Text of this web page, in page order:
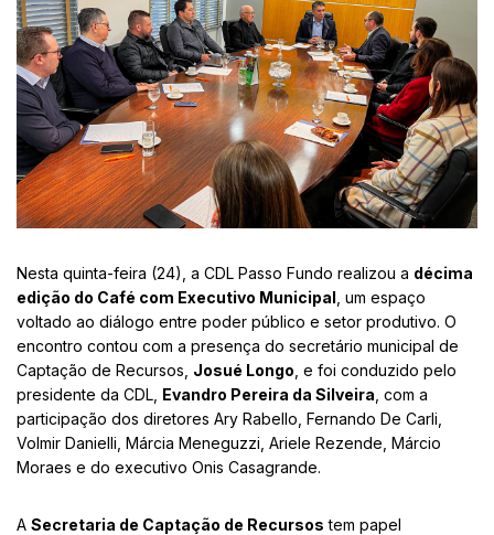
Nesta quinta-feira (24), a CDL Passo Fundo realizou a décima
edição do Café com Executivo Municipal , um espaço
voltado ao diálogo entre poder público e setor produtivo. O
encontro contou com a presença do secretário municipal de
Captação de Recursos, Josué Longo , e foi conduzido pelo
presidente da CDL, Evandro Pereira da Silveira , com a
participação dos diretores Ary Rabello, Fernando De Carli,
Volmir Danielli, Márcia Meneguzzi, Ariele Rezende, Márcio
Moraes e do executivo Onis Casagrande.
A Secretaria de Captação de Recursos tem papel